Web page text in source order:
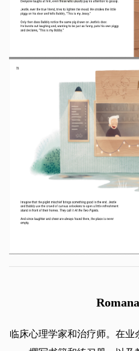
临床心理学家和治疗师。在